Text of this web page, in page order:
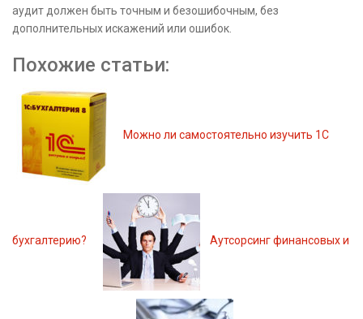
аудит должен быть точным и безошибочным, без
дополнительных искажений или ошибок.
Похожие статьи:
Можно ли самостоятельно изучить 1С
бухгалтерию? Аутсорсинг финансовых и